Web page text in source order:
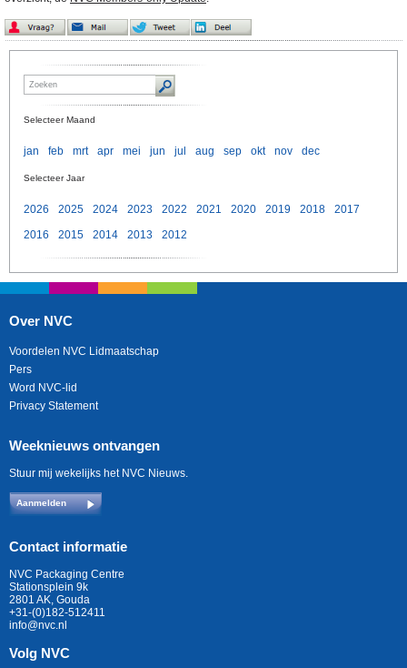
Selecteer Maand
jan feb mrt apr mei jun jul aug sep okt nov dec
Selecteer Jaar
2026 2025 2024 2023 2022 2021 2020 2019 2018
2017
2016
2015 2014 2013 2012
Over NVC
Voordelen NVC Lidmaatschap
Pers
Word NVC-lid
Privacy Statement
Weeknieuws ontvangen
Stuur mij wekelijks het NVC Nieuws.
Aanmelden
Contact informatie
NVC Packaging Centre
Stationsplein 9k
2801 AK, Gouda
+31-(0)182-512411
info@nvc.nl
Volg NVC